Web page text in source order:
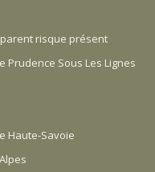
risque présent
Prudence Sous Les Lignes
Haute-Savoie